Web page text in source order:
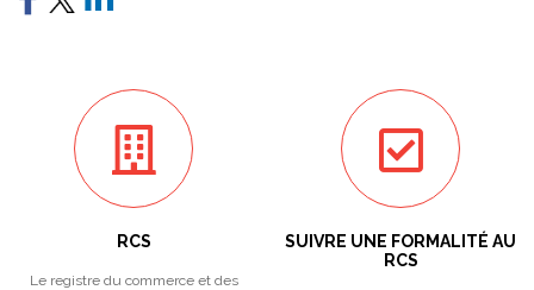
RCS
Le registre du commerce et des
SUIVRE UNE FORMALITÉ AU
RCS